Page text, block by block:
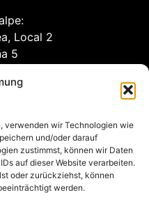
verwenden wir Technologien wie
und/oder darauf
zustimmst, können wir Daten
auf dieser Website verarbeiten.
oder zurückziehst, können
werden.
Local 2
5
immobilien.de